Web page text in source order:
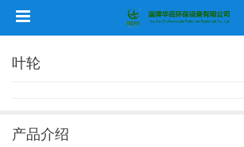
叶轮
产品介绍